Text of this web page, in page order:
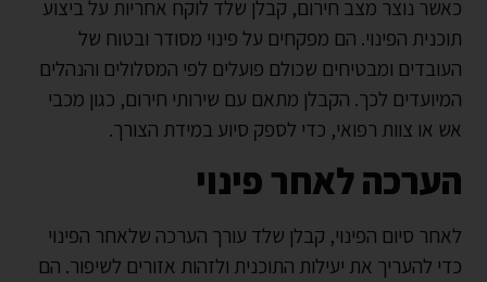
כאשר נוצר מצב חירום, קבלן שלד לוקח אחריות על ביצוע
תוכנית הפינוי. הם מפקחים על פינוי מסודר ובטוח של
העובדים ומבטיחים שכולם פועלים לפי המסלולים והנהלים
המיועדים לכך. הקבלן מתאם עם שירותי חירום, כגון מכבי
אש או צוות רפואי, כדי לספק סיוע במידת הצורך.
הערכה לאחר פינוי
לאחר סיום הפינוי, קבלן שלד עורך הערכה שלאחר הפינוי
כדי להעריך את יעילות התוכנית ולזהות אזורים לשיפור. הם